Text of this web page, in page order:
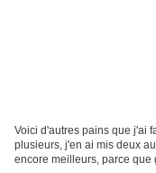
Voici d'autres pains que j'ai
plusieurs, j'en ai mis deux
encore meilleurs, parce que